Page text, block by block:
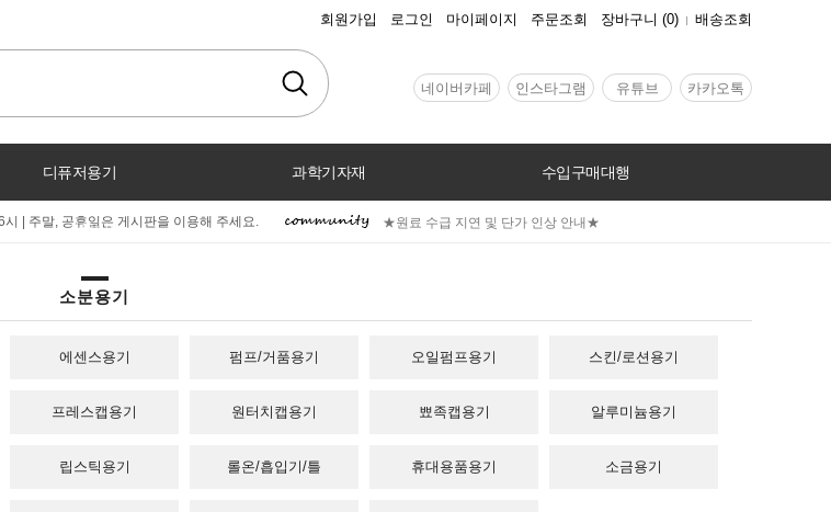
회원가입 로그인 마이페이지 주문조회 장바구니 (0) 배송조회
네이버카페 인스타그램 유튜브 카카오톡
디퓨저용기 과학기자재 수입구매대행
커뮤니티
| 주말, 공휴일은 게시판을 이용해 주세요. ★원료 수급 지연 및 단가 인상 안내★
소분용기
에센스용기 펌프/거품용기 오일펌프용기 스킨/로션용기
프레스캡용기 원터치캡용기 뾰족캡용기 알루미늄용기
립스틱용기 롤온/흡입기/틀 휴대용품용기 소금용기